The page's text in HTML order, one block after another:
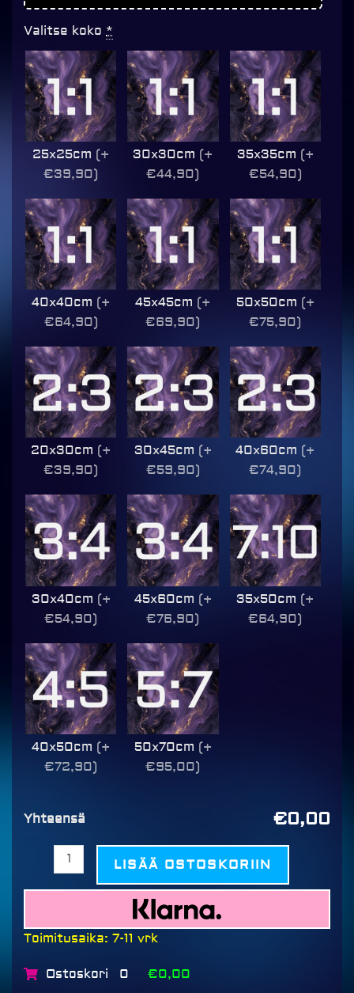
Valitse koko *
25x25cm (+
€39,90)
30x30cm (+
€44,90)
35x35cm (+
€54,90)
40x40cm (+
€64,90)
45x45cm (+
€69,90)
50x50cm (+
€75,90)
20x30cm (+
€39,90)
30x45cm (+
€59,90)
40x60cm (+
€74,90)
30x40cm (+
€54,90)
45x60cm (+
€76,90)
35x50cm (+
€64,90)
40x50cm (+
€72,90)
50x70cm (+
€95,00)
Yhteensä €0,00
LISÄÄ OSTOSKORIIN
Toimitusaika: 7-11 vrk
Ostoskori 0 €0,00